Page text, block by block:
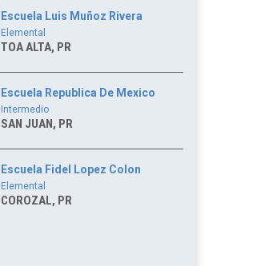
Escuela Luis Muñoz Rivera
Elemental
TOA ALTA, PR
Escuela Republica De Mexico
Intermedio
SAN JUAN, PR
Escuela Fidel Lopez Colon
Elemental
COROZAL, PR